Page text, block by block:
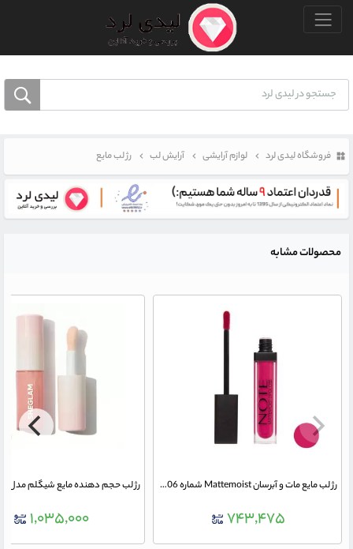
منو بالا
فروشگاه لیدی لرد لوازم آرایشی آرایش لب رژ لب مایع
محصولات مشابه
رژ لب مایع مات و آبرسان Mattemoist شماره 406 نوت
۷۴۳,۴۷۵
رژ لب حجم دهنده مایع شیگلم مدل Oh Em Gee
۱,۰۳۵,۰۰۰